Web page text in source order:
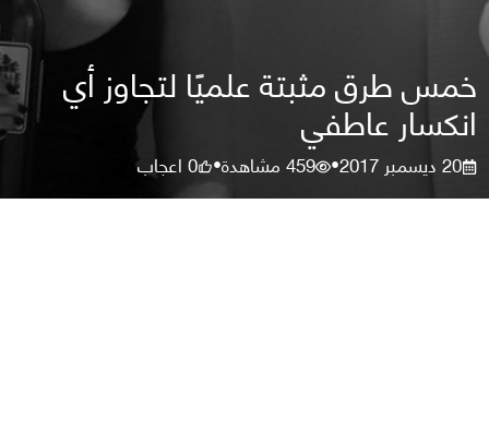
خمس طرق مثبتة علميًا لتجاوز أي
انكسار عاطفي
20 ديسمبر 2017 •
459مشاهدة•
0اعجاب